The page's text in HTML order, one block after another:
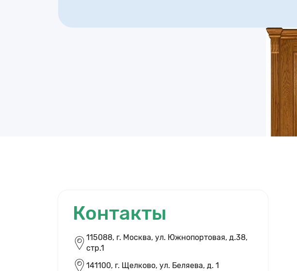
Контакты
115088, г. Москва, ул. Южнопортовая, д.38,
cтр.1
141100, г. Щелково, ул. Беляева, д. 1